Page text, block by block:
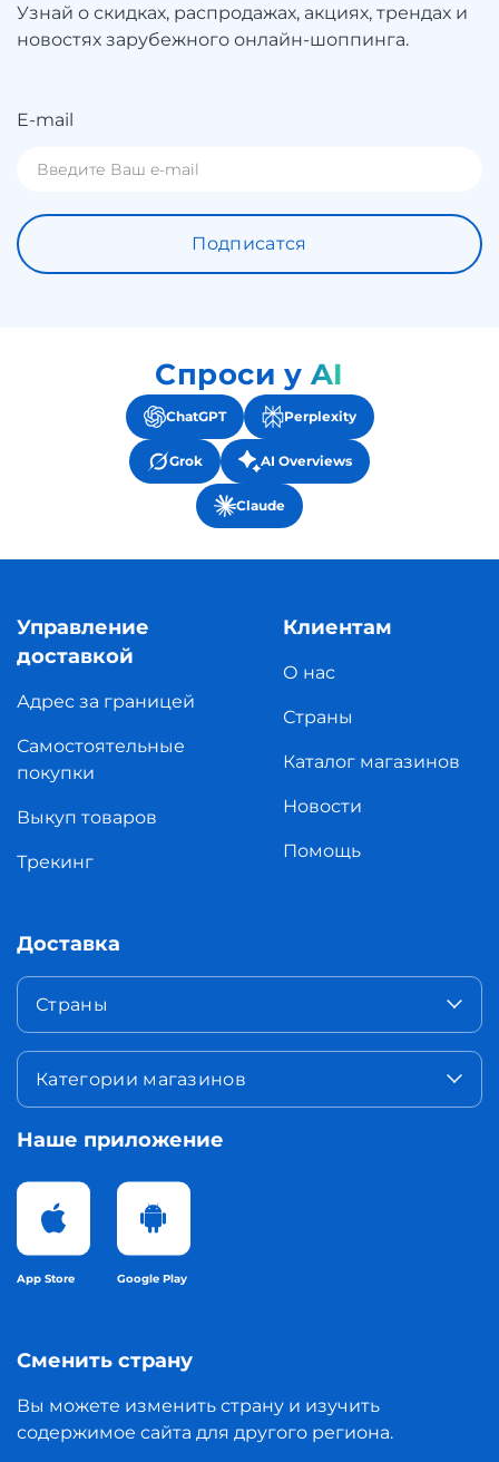
Узнай о скидках, распродажах, акциях, трендах и
новостях зарубежного онлайн-шоппинга.
E-mail
Подписатся
Спроси у AI
ChatGPT Perplexity
Grok AI Overviews
Claude
Управление
доставкой
Адрес за границей
Самостоятельные
покупки
Выкуп товаров
Трекинг
Клиентам
О нас
Страны
Каталог магазинов
Новости
Помощь
Доставка
Страны
Категории магазинов
Наше приложение
App Store Google Play
Сменить страну
Вы можете изменить страну и изучить
содержимое сайта для другого региона.